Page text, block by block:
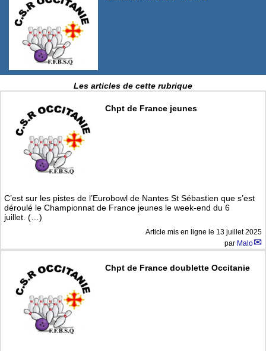
Les articles de cette rubrique
Chpt de France jeunes
C’est sur les pistes de l’Eurobowl de Nantes St Sébastien que s’est
déroulé le Championnat de France jeunes le week-end du 6
juillet. (…)
Article mis en ligne le 13 juillet 2025
par Malo
Chpt de France doublette Occitanie